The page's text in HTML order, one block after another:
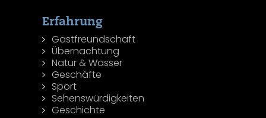
Erfahrung
Gastfreundschaft
Übernachtung
Natur & Wasser
Geschäfte
Sport
Sehenswürdigkeiten
Geschichte